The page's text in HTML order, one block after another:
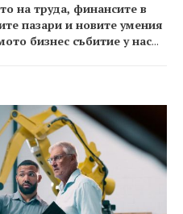
на труда, финансите в
пазари и новите умения
бизнес събитие у нас...